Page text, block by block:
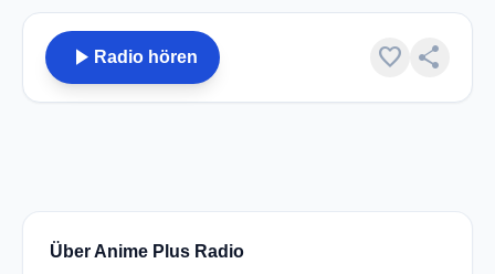
play_arrow Radio hören favorite share
Über Anime Plus Radio